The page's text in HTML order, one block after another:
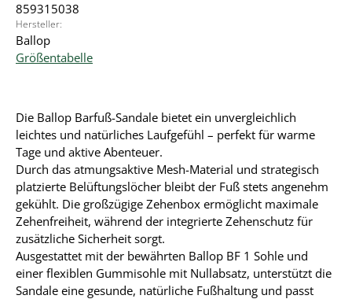
859315038
Hersteller:
Ballop
Größentabelle
Die Ballop Barfuß-Sandale bietet ein unvergleichlich
leichtes und natürliches Laufgefühl – perfekt für warme
Tage und aktive Abenteuer.
Durch das atmungsaktive Mesh-Material und strategisch
platzierte Belüftungslöcher bleibt der Fuß stets angenehm
gekühlt. Die großzügige Zehenbox ermöglicht maximale
Zehenfreiheit, während der integrierte Zehenschutz für
zusätzliche Sicherheit sorgt.
Ausgestattet mit der bewährten Ballop BF 1 Sohle und
einer flexiblen Gummisohle mit Nullabsatz, unterstützt die
Sandale eine gesunde, natürliche Fußhaltung und passt